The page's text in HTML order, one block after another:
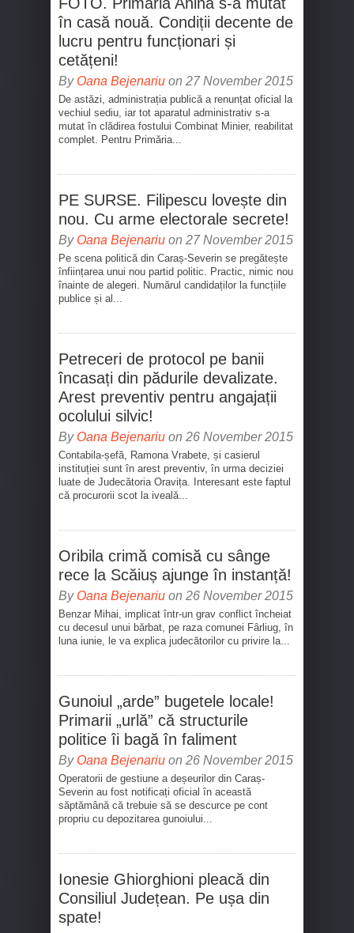
în casă nouă. Condiții decente de
lucru pentru funcționari și
cetățeni!
By Oana Bejenariu on 27 November 2015
De astăzi, administrația publică a renunțat oficial la
vechiul sediu, iar tot aparatul administrativ s-a
mutat în clădirea fostului Combinat Minier, reabilitat
complet. Pentru Primăria...
PE SURSE. Filipescu lovește din
nou. Cu arme electorale secrete!
By Oana Bejenariu on 27 November 2015
Pe scena politică din Caraș-Severin se pregătește
înființarea unui nou partid politic. Practic, nimic nou
înainte de alegeri. Numărul candidaților la funcțiile
publice și al...
Petreceri de protocol pe banii
încasați din pădurile devalizate.
Arest preventiv pentru angajații
ocolului silvic!
By Oana Bejenariu on 26 November 2015
Contabila-șefă, Ramona Vrabete, și casierul
instituției sunt în arest preventiv, în urma deciziei
luate de Judecătoria Oravița. Interesant este faptul
că procurorii scot la iveală...
Oribila crimă comisă cu sânge
rece la Scăiuș ajunge în instanță!
By Oana Bejenariu on 26 November 2015
Benzar Mihai, implicat într-un grav conflict încheiat
cu decesul unui bărbat, pe raza comunei Fârliug, în
luna iunie, le va explica judecătorilor cu privire la...
Gunoiul „arde” bugetele locale!
Primarii „urlă” că structurile
politice îi bagă în faliment
By Oana Bejenariu on 26 November 2015
Operatorii de gestiune a deșeurilor din Caraș-
Severin au fost notificați oficial în această
săptămână că trebuie să se descurce pe cont
propriu cu depozitarea gunoiului...
Ionesie Ghiorghioni pleacă din
Consiliul Județean. Pe ușa din
spate!